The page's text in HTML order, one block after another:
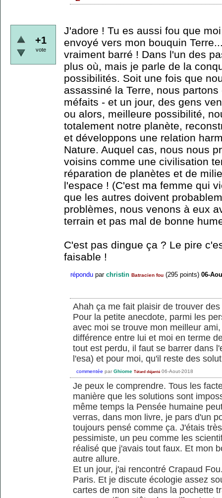
+1
vote
J'adore ! Tu es aussi fou que
envoyé vers mon bouquin
vraiment barré ! Dans l'un des
plus où, mais je parle de la
possibilités. Soit une fois que
assassiné la Terre, nous
méfaits - et un jour, des gens
ou alors, meilleure possibilité,
totalement notre planète,
et développons une relation
Nature. Auquel cas, nous nous
voisins comme une civilisation
réparation de planètes et de
l'espace ! (C'est ma femme qui
que les autres doivent
problèmes, nous venons à eux
terrain et pas mal de bonne
C'est pas dingue ça ? Le pire
faisable !
répondu par christin Batracien fou (295 points) 06-
Ahah ça me fait plaisir de trouver
Pour la petite anecdote, parmi les
avec moi se trouve mon meilleur
différence entre lui et moi en terme
tout est perdu, il faut se barrer dans
l'esa) et pour moi, qu'il reste des
commentée par Ghiome Tétard déjanté 06-Aout-2018
Je peux le comprendre. Tous les
manière que les solutions sont
même temps la Pensée humaine
verras, dans mon livre, je pars d'un
toujours pensé comme ça. J'étais
pessimiste, un peu comme les
réalisé que j'avais tout faux. Et mon
autre allure.
Et un jour, j'ai rencontré Crapaud
Paris. Et je discute écologie assez
cartes de mon site dans la pochette